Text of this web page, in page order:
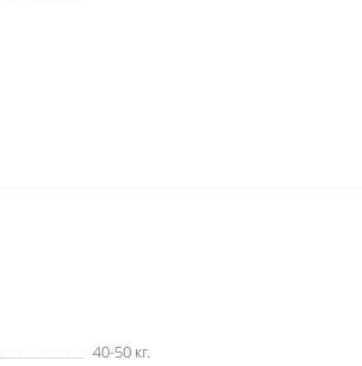
40-50 кг.